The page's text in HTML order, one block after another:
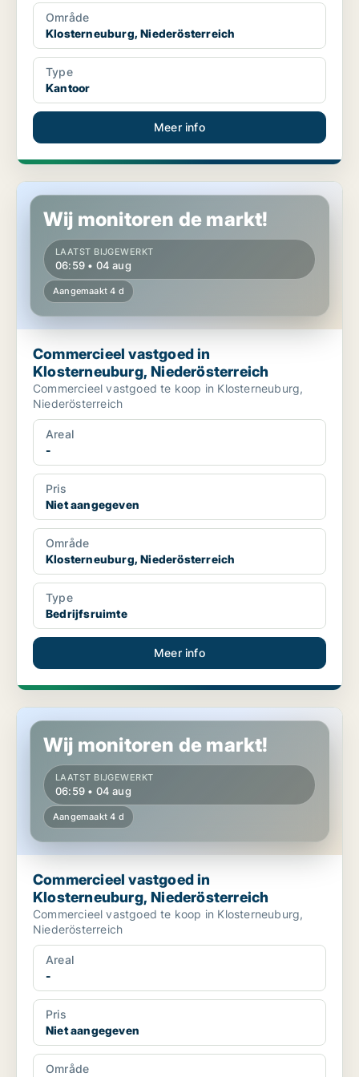
Område
Klosterneuburg, Niederösterreich
Type
Kantoor
Meer info
Commercieel vastgoed in Klosterneuburg, Niederösterreich
Wij monitoren de markt!
LAATST BIJGEWERKT
06:59 • 04 aug
Aangemaakt 4 d
Commercieel vastgoed in
Klosterneuburg, Niederösterreich
Commercieel vastgoed te koop in Klosterneuburg,
Niederösterreich
Areal
-
Pris
Niet aangegeven
Område
Klosterneuburg, Niederösterreich
Type
Bedrijfsruimte
Meer info
Commercieel vastgoed in Klosterneuburg, Niederösterreich
Wij monitoren de markt!
LAATST BIJGEWERKT
06:59 • 04 aug
Aangemaakt 4 d
Commercieel vastgoed in
Klosterneuburg, Niederösterreich
Commercieel vastgoed te koop in Klosterneuburg,
Niederösterreich
Areal
-
Pris
Niet aangegeven
Område